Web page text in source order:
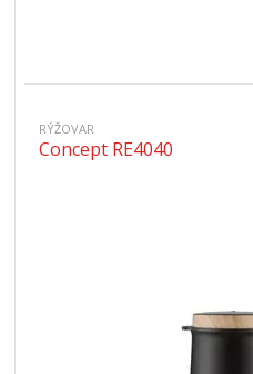
RÝŽOVAR
Concept RE4040